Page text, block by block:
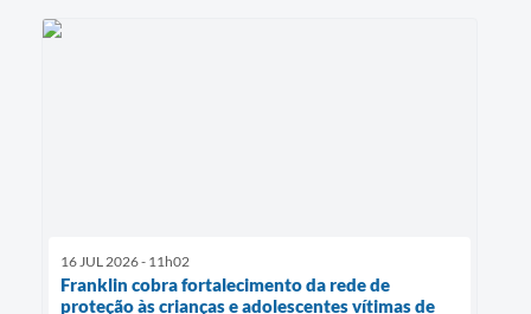
16 JUL 2026 - 11h02
Franklin cobra fortalecimento da rede de
proteção às crianças e adolescentes vítimas de